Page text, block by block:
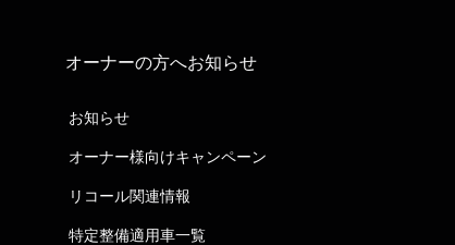
オーナーの方へお知らせ
お知らせ
オーナー様向けキャンペーン
リコール関連情報
特定整備適用車一覧